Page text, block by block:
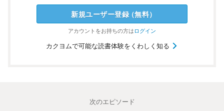
新規ユーザー登録（無料）
アカウントをお持ちの方はログイン
カクヨムで可能な読書体験をくわしく知る
次のエピソード